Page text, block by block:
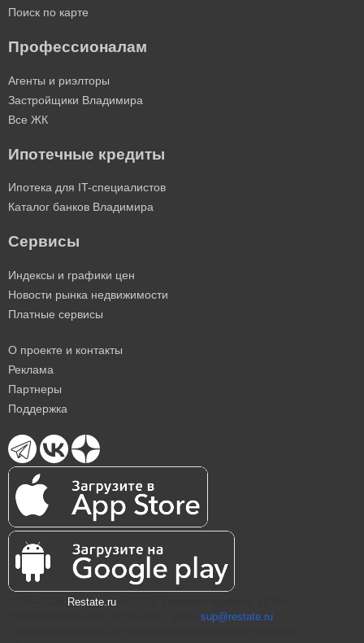
Поиск по карте
Профессионалам
Агенты и риэлторы
Застройщики Владимира
Все ЖК
Ипотечные кредиты
Ипотека для IT-специалистов
Каталог банков Владимира
Сервисы
Индексы и графики цен
Новости рынка недвижимости
Платные сервисы
О проекте и контакты
Реклама
Партнеры
Поддержка
Restate.ru
sup@restate.ru